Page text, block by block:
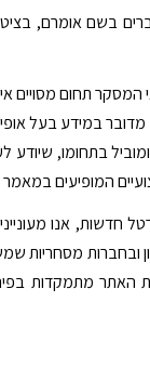
בשם אומרם,
המסקר תחום
מדובר במידע בעל
בתחומו, שיודע
המופיעים
חדשות, אנו
הון ובחברות
מתמקדות